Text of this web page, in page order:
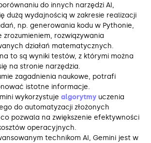
do innych narzędzi AI,
dużą wydajnością w zakresie realizacji
np. generowania kodu w Pythonie,
zrozumieniem, rozwiązywania
działań matematycznych.
to są wyniki testów, z którymi można
na stronie narzędzia.
zagadnienia naukowe, potrafi
istotne informacje.
wykorzystuje algorytmy uczenia
do automatyzacji złożonych
pozwala na zwiększenie efektywności
operacyjnych.
technikom AI, Gemini jest w